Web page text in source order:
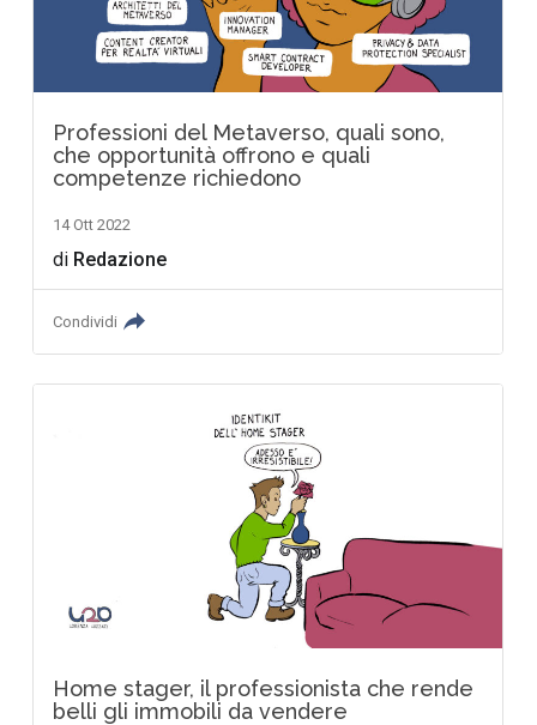
Professioni del Metaverso, quali sono,
che opportunità offrono e quali
competenze richiedono
14 Ott 2022
di Redazione
Condividi
Home stager, il professionista che rende
belli gli immobili da vendere